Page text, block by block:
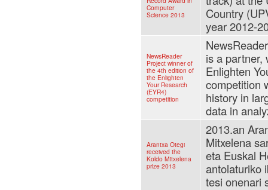
Computer
Science 2013
Country
year 2012-
NewsReader
Project winner of
the 4th edition of
the Enlighten
Your Research
(EYR4)
competition
is a partner,
Enlighten
competition
history in
data in
Arantxa Otegi
received the
Koldo Mitxelena
prize 2013
2013.an
Mitxelena
eta Euskal
antolaturiko
tesi onenari